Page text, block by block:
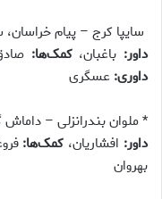
سایپا کرج – پیام خراسان، ساعت ۱۴:۱۵،
داور: باغبان،کمک‌ها:
داوری: عسگری
* ملوان بندرانزلی – داماش گیلان، ساعت
داور: افشاریان، کمک‌ها:
بهروان